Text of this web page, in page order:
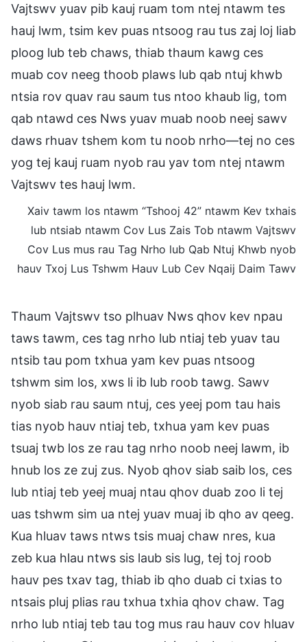
Vajtswv yuav pib kauj ruam tom ntej ntawm tes
hauj lwm, tsim kev puas ntsoog rau tus zaj loj liab
ploog lub teb chaws, thiab thaum kawg ces
muab cov neeg thoob plaws lub qab ntuj khwb
ntsia rov quav rau saum tus ntoo khaub lig, tom
qab ntawd ces Nws yuav muab noob neej sawv
daws rhuav tshem kom tu noob nrho—tej no ces
yog tej kauj ruam nyob rau yav tom ntej ntawm
Vajtswv tes hauj lwm.
Xaiv tawm los ntawm “Tshooj 42” ntawm Kev txhais
lub ntsiab ntawm Cov Lus Zais Tob ntawm Vajtswv
Cov Lus mus rau Tag Nrho lub Qab Ntuj Khwb nyob
hauv Txoj Lus Tshwm Hauv Lub Cev Nqaij Daim Tawv
Thaum Vajtswv tso plhuav Nws qhov kev npau
taws tawm, ces tag nrho lub ntiaj teb yuav tau
ntsib tau pom txhua yam kev puas ntsoog
tshwm sim los, xws li ib lub roob tawg. Sawv
nyob siab rau saum ntuj, ces yeej pom tau hais
tias nyob hauv ntiaj teb, txhua yam kev puas
tsuaj twb los ze rau tag nrho noob neej lawm, ib
hnub los ze zuj zus. Nyob qhov siab saib los, ces
lub ntiaj teb yeej muaj ntau qhov duab zoo li tej
uas tshwm sim ua ntej yuav muaj ib qho av qeeg.
Kua hluav taws ntws tsis muaj chaw nres, kua
zeb kua hlau ntws sis laub sis lug, tej toj roob
hauv pes txav tag, thiab ib qho duab ci txias to
ntsais pluj plias rau txhua txhia qhov chaw. Tag
nrho lub ntiaj teb tau tog mus rau hauv cov hluav